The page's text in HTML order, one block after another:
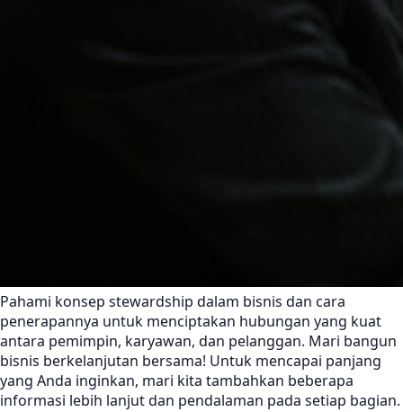
Pahami konsep stewardship dalam bisnis dan cara
penerapannya untuk menciptakan hubungan yang kuat
antara pemimpin, karyawan, dan pelanggan. Mari bangun
bisnis berkelanjutan bersama! Untuk mencapai panjang
yang Anda inginkan, mari kita tambahkan beberapa
informasi lebih lanjut dan pendalaman pada setiap bagian.